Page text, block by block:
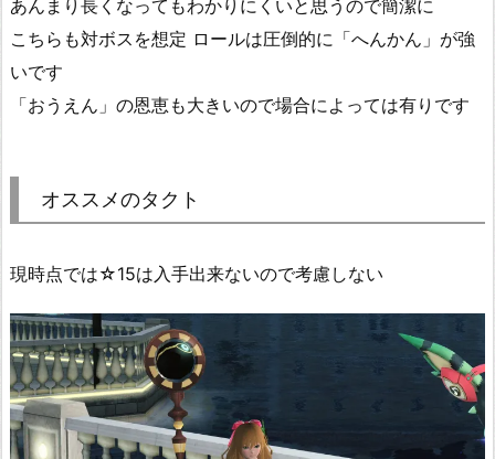
あんまり長くなってもわかりにくいと思うので簡潔に
こちらも対ボスを想定 ロールは圧倒的に「へんかん」が強
いです
「おうえん」の恩恵も大きいので場合によっては有りです
オススメのタクト
現時点では☆15は入手出来ないので考慮しない